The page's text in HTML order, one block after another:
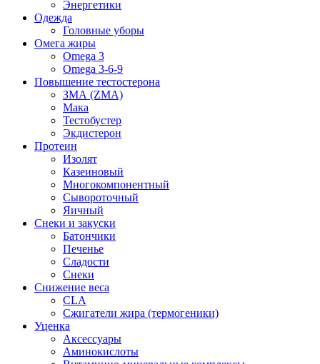
Энергетики
Одежда
Головные уборы
Омега жиры
Omega 3
Omega 3-6-9
Повышение тестостерона
ЗМА (ZMA)
Мака
Тестобустер
Экдистерон
Протеин
Изолят
Казеиновый
Многокомпонентный
Сывороточный
Яичный
Снеки и закуски
Батончики
Печенье
Сладости
Снеки
Снижение веса
CLA
Сжигатели жира (термогеники)
Уценка
Аксессуары
Аминокислоты